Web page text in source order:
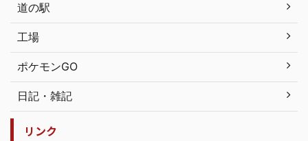
道の駅
工場
ポケモンGO
日記・雑記
リンク